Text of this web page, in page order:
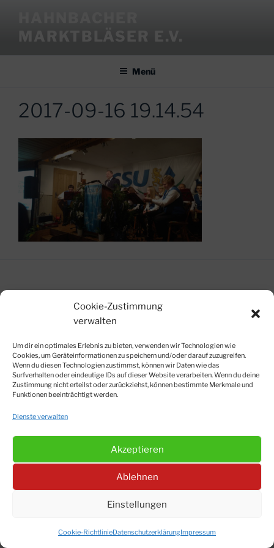
Cookie-Zustimmung
verwalten
Um dir ein optimales Erlebnis zu bieten, verwenden wir Technologien wie
Cookies, um Geräteinformationen zu speichern und/oder darauf zuzugreifen.
Wenn du diesen Technologien zustimmst, können wir Daten wie das
Surfverhalten oder eindeutige IDs auf dieser Website verarbeiten. Wenn du deine
Zustimmung nicht erteilst oder zurückziehst, können bestimmte Merkmale und
Funktionen beeinträchtigt werden.
Dienste verwalten
Akzeptieren
Ablehnen
Einstellungen
Cookie-RichtlinieDatenschutzerklärungImpressum
MARKTBLÄSER E.V.
Menü
2017-09-16 19.14.54
© Matthias Siegert-Strobl 2012-2026
|Datenschutzerklärung
Suchen
Instagram
Facebook